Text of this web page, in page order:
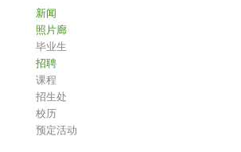
新闻
照片廊
毕业生
招聘
课程
招生处
校历
预定活动